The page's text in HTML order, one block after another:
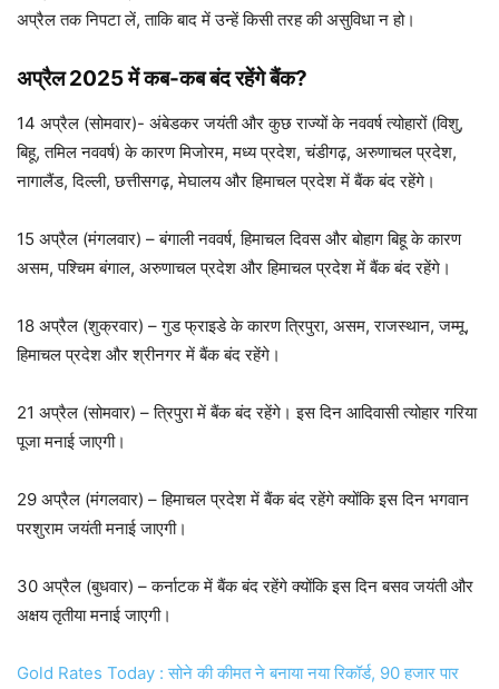
अप्रैल तक निपटा लें, ताकि बाद में उन्हें किसी तरह की असुविधा न हो।
अप्रैल 2025 में कब-कब बंद रहेंगे बैंक?
14 अप्रैल (सोमवार)- अंबेडकर जयंती और कुछ राज्यों के नववर्ष त्योहारों (विशु,
बिहू, तमिल नववर्ष) के कारण मिजोरम, मध्य प्रदेश, चंडीगढ़, अरुणाचल प्रदेश,
नागालैंड, दिल्ली, छत्तीसगढ़, मेघालय और हिमाचल प्रदेश में बैंक बंद रहेंगे।
15 अप्रैल (मंगलवार) – बंगाली नववर्ष, हिमाचल दिवस और बोहाग बिहू के कारण
असम, पश्चिम बंगाल, अरुणाचल प्रदेश और हिमाचल प्रदेश में बैंक बंद रहेंगे।
18 अप्रैल (शुक्रवार) – गुड फ्राइडे के कारण त्रिपुरा, असम, राजस्थान, जम्मू,
हिमाचल प्रदेश और श्रीनगर में बैंक बंद रहेंगे।
21 अप्रैल (सोमवार) – त्रिपुरा में बैंक बंद रहेंगे। इस दिन आदिवासी त्योहार गरिया
पूजा मनाई जाएगी।
29 अप्रैल (मंगलवार) – हिमाचल प्रदेश में बैंक बंद रहेंगे क्योंकि इस दिन भगवान
परशुराम जयंती मनाई जाएगी।
30 अप्रैल (बुधवार) – कर्नाटक में बैंक बंद रहेंगे क्योंकि इस दिन बसव जयंती और
अक्षय तृतीया मनाई जाएगी।
Gold Rates Today : सोने की कीमत ने बनाया नया रिकॉर्ड, 90 हजार पार